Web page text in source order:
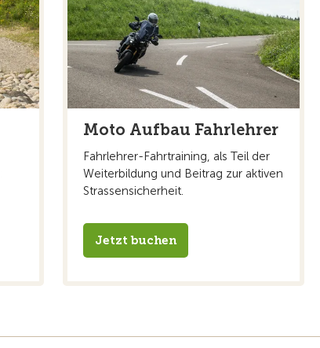
Moto Aufbau Fahrlehrer
Fahrlehrer-Fahrtraining, als Teil der
Weiterbildung und Beitrag zur aktiven
Strassensicherheit.
Jetzt buchen